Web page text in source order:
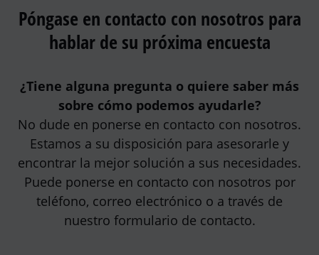
Póngase en contacto con nosotros para
hablar de su próxima encuesta
¿Tiene alguna pregunta o quiere saber más
sobre cómo podemos ayudarle?
No dude en ponerse en contacto con nosotros.
Estamos a su disposición para asesorarle y
encontrar la mejor solución a sus necesidades.
Puede ponerse en contacto con nosotros por
teléfono, correo electrónico o a través de
nuestro formulario de contacto.